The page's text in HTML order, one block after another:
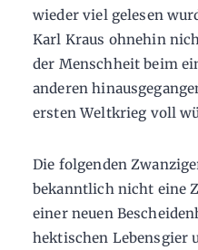
wieder viel gelesen
Karl Kraus ohnehin
der Menschheit beim
anderen
ersten Weltkrieg voll
Die folgenden
bekanntlich nicht eine
einer neuen
hektischen Lebensgier